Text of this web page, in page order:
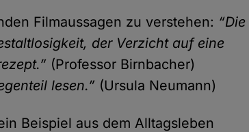
Filmaussagen zu verstehen: “Die
der Verzicht auf eine
(Professor Birnbacher)
lesen.” (Ursula Neumann)
Beispiel aus dem Alltagsleben